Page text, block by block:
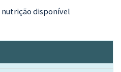
nutrição disponível